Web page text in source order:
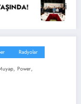
ile Buluştu
Radyolar
, Power,